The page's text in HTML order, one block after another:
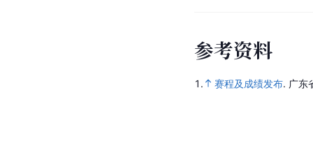
参考资料
1. 赛程及成绩发布. 广东